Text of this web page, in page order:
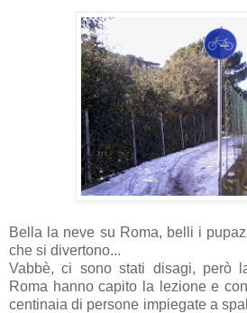
Bella la neve su Roma, belli i
che si divertono...
Vabbè, ci sono stati disagi, però
Roma hanno capito la lezione e
centinaia di persone impiegate a